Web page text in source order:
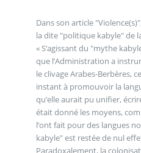
Dans son article
la dite "politique kabyle" de
« S’agissant du "mythe
que l’Administration a
le clivage Arabes-Berbères,
instant à promouvoir la
qu’elle aurait pu unifier,
était donné les moyens,
l’ont fait pour des langues
kabyle" est restée de nul
Paradoxalement, la